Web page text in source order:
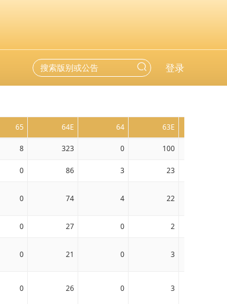
登录
65 64E 64 63E
8 323 0 100
0 86 3 23
0 74 4 22
0 27 0 2
0 21 0 3
0 26 0 3